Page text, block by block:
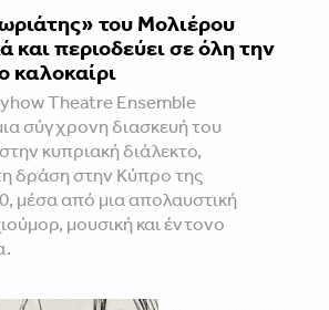
του Μολιέρου
και περιοδεύει σε όλη την
καλοκαίρι
Theatre Ensemble
σύγχρονη διασκευή του
κυπριακή διάλεκτο,
δράση στην Κύπρο της
μέσα από μια απολαυστική
μουσική και έντονο